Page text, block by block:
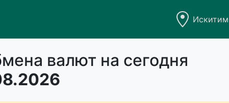
Искитим
валют на сегодня